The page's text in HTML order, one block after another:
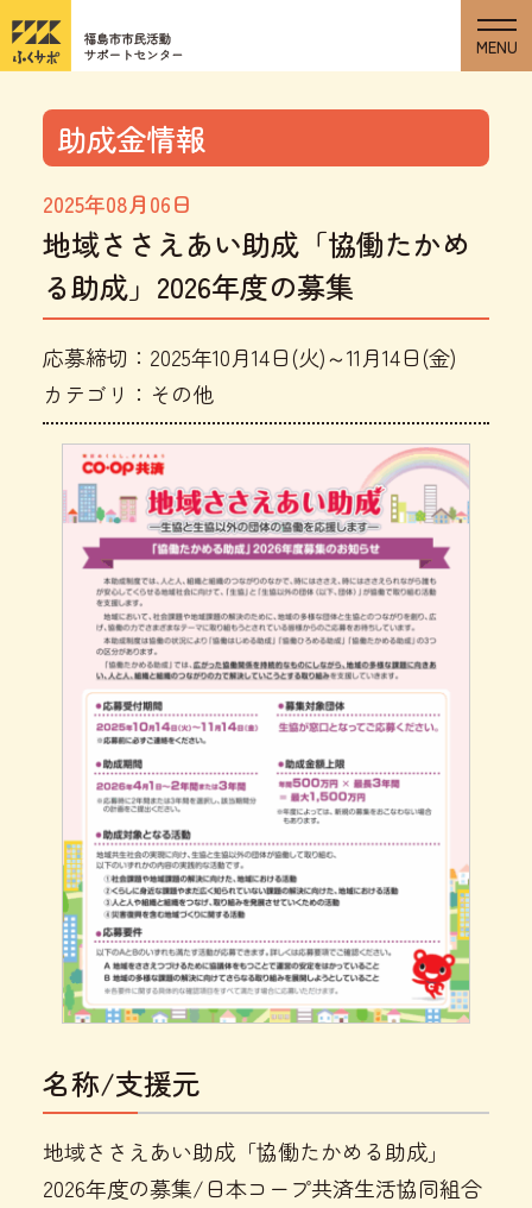
助成金情報
2025年08月06日
地域ささえあい助成「協働たかめ
る助成」2026年度の募集
応募締切：2025年10月14日(火)～11月14日(金)
カテゴリ：その他
名称/支援元
地域ささえあい助成「協働たかめる助成」
2026年度の募集/日本コープ共済生活協同組合